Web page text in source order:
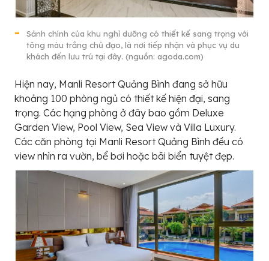
Sảnh chính của khu nghỉ dưỡng có thiết kế sang trọng với
tông màu trắng chủ đạo, là nơi tiếp nhận và phục vụ du
khách đến lưu trú tại đây. (nguồn: agoda.com)
Hiện nay, Manli Resort Quảng Bình đang sở hữu
khoảng 100 phòng ngủ có thiết kế hiện đại, sang
trọng. Các hạng phòng ở đây bao gồm Deluxe
Garden View, Pool View, Sea View và Villa Luxury.
Các căn phòng tại Manli Resort Quảng Bình đều có
view nhìn ra vườn, bể bơi hoặc bãi biển tuyệt đẹp.